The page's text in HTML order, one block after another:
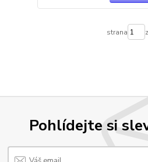
strana
Pohlídejte si